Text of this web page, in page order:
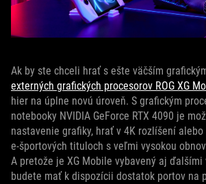
Ak by ste chceli hrať s ešte väčším
externých grafických procesorov ROG XG
hier na úplne novú úroveň. S grafickým
notebooky NVIDIA GeForce RTX 4090 je
nastavenie grafiky, hrať v 4K rozlíšení
e-športových tituloch s veľmi vysokou
A pretože je XG Mobile vybavený aj
budete mať k dispozícii dostatok portov na